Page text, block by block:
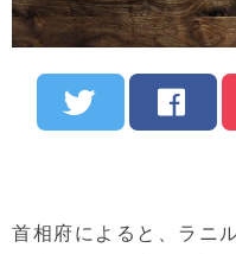
首相府によると、ラニ